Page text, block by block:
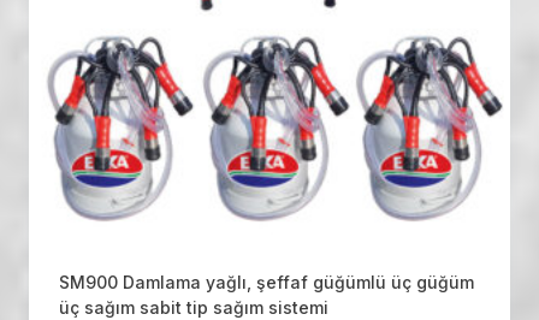
SM900 Damlama yağlı, şeffaf güğümlü üç güğüm
üç sağım sabit tip sağım sistemi